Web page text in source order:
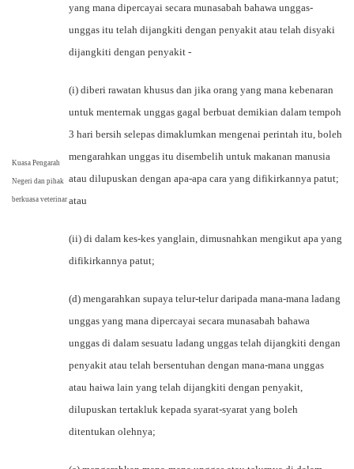
Kuasa Pengarah
Negeri dan pihak
berkuasa veterinar
yang mana dipercayai secara munasabah bahawa unggas-
unggas itu telah dijangkiti dengan penyakit atau telah disyaki
dijangkiti dengan penyakit -
(i) diberi rawatan khusus dan jika orang yang mana kebenaran
untuk menternak unggas gagal berbuat demikian dalam tempoh
3 hari bersih selepas dimaklumkan mengenai perintah itu, boleh
mengarahkan unggas itu disembelih untuk makanan manusia
atau dilupuskan dengan apa-apa cara yang difikirkannya patut;
atau
(ii) di dalam kes-kes yanglain, dimusnahkan mengikut apa yang
difikirkannya patut;
(d) mengarahkan supaya telur-telur daripada mana-mana ladang
unggas yang mana dipercayai secara munasabah bahawa
unggas di dalam sesuatu ladang unggas telah dijangkiti dengan
penyakit atau telah bersentuhan dengan mana-mana unggas
atau haiwa lain yang telah dijangkiti dengan penyakit,
dilupuskan tertakluk kepada syarat-syarat yang boleh
ditentukan olehnya;